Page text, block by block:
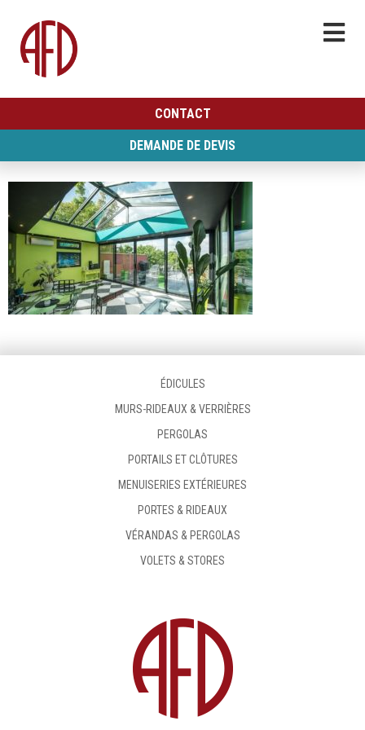
CONTACT
DEMANDE DE DEVIS
ÉDICULES
MURS-RIDEAUX & VERRIÈRES
PERGOLAS
PORTAILS ET CLÔTURES
MENUISERIES EXTÉRIEURES
PORTES & RIDEAUX
VÉRANDAS & PERGOLAS
VOLETS & STORES